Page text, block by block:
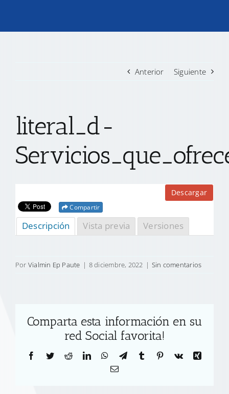
TRANSPARENCIA
CONTACTO
Anterior Siguiente
literal_d-
Descargar
Compartir
Descripción Vista previa Versiones
Por Vialmin Ep Paute | 8 diciembre, 2022 | Sin comentarios
Comparta esta información en su
red Social favorita!
Facebook
TwitterRedditLinkedInWhatsApp
TelegramTumblr Pinterest
Vk
Xing
Correo